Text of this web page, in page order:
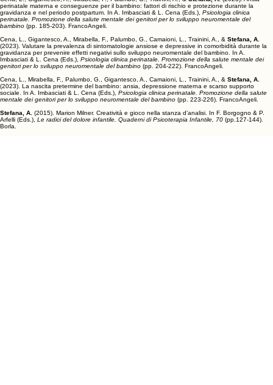
Cena, L., Gigantesco, A., Mirabella, F., Palumbo, G., Trainini, A., &Stefana, A.(2023). Ansia
perinatale materna e conseguenze per il bambino: fattori di rischio e protezione durante la
gravidanza e nel periodo postpartum. In A. Imbasciati & L. Cena (Eds.),Psicologia clinica
perinatale. Promozione della salute mentale dei genitori per lo sviluppo neuromentale del
Cena, L., Gigantesco, A., Mirabella, F., Palumbo, G., Camaioni, L., Trainini, A., &Stefana, A.
(2023). Valutare la prevalenza di sintomatologie ansiose e depressive in comorbidità durante la
gravidanza per prevenire effetti negativi sullo sviluppo neuromentale del bambino. In A.
Imbasciati & L. Cena (Eds.),Psicologia clinica perinatale. Promozione della salute mentale dei
Cena, L., Mirabella, F., Palumbo, G., Gigantesco, A., Camaioni, L., Trainini, A., & Stefana, A.
(2023). La nascita pretermine del bambino: ansia, depressione materna e scarso supporto
sociale. In A. Imbasciati & L. Cena (Eds.),Psicologia clinica perinatale. Promozione della salute
Stefana, A.(2015). Marion Milner. Creatività e gioco nella stanza d’analisi. In F. Borgogno & P.
Arfelli (Eds.),